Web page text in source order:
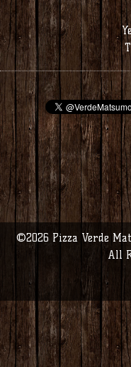
©2026 Pizza Verde
All